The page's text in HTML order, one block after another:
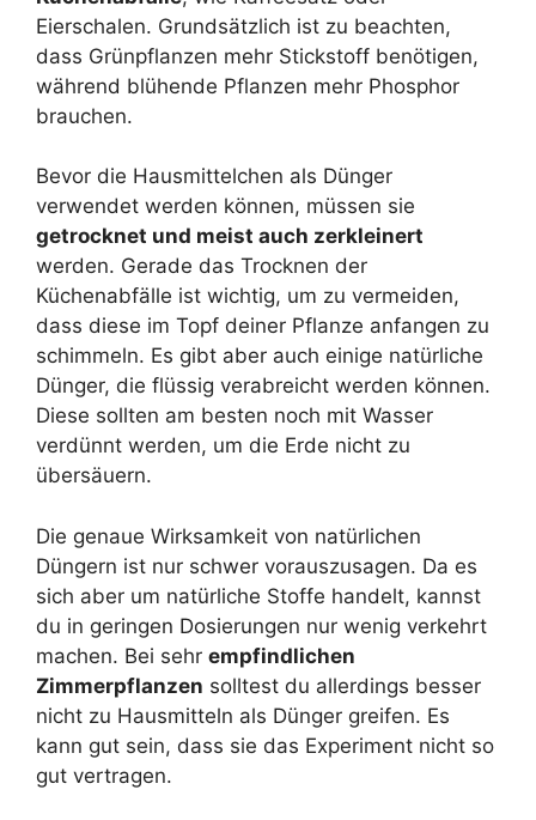
Eierschalen. Grundsätzlich ist zu beachten,
dass Grünpflanzen mehr Stickstoff benötigen,
während blühende Pflanzen mehr Phosphor
brauchen.
Bevor die Hausmittelchen als Dünger
verwendet werden können, müssen sie
getrocknet und meist auch zerkleinert
werden. Gerade das Trocknen der
Küchenabfälle ist wichtig, um zu vermeiden,
dass diese im Topf deiner Pflanze anfangen zu
schimmeln. Es gibt aber auch einige natürliche
Dünger, die flüssig verabreicht werden können.
Diese sollten am besten noch mit Wasser
verdünnt werden, um die Erde nicht zu
übersäuern.
Die genaue Wirksamkeit von natürlichen
Düngern ist nur schwer vorauszusagen. Da es
sich aber um natürliche Stoffe handelt, kannst
du in geringen Dosierungen nur wenig verkehrt
machen. Bei sehr empfindlichen
Zimmerpflanzen solltest du allerdings besser
nicht zu Hausmitteln als Dünger greifen. Es
kann gut sein, dass sie das Experiment nicht so
gut vertragen.